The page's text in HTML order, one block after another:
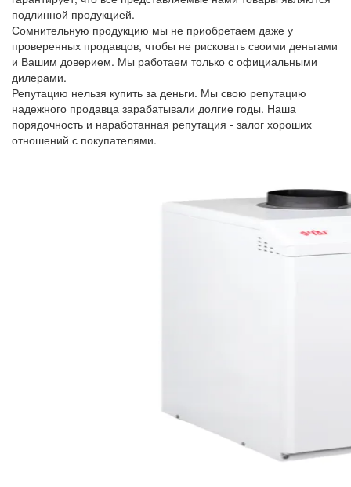
подлинной продукцией.
Сомнительную продукцию мы не приобретаем даже у
проверенных продавцов, чтобы не рисковать своими деньгами
и Вашим доверием. Мы работаем только с официальными
дилерами.
Репутацию нельзя купить за деньги. Мы свою репутацию
надежного продавца зарабатывали долгие годы. Наша
порядочность и наработанная репутация - залог хороших
отношений с покупателями.